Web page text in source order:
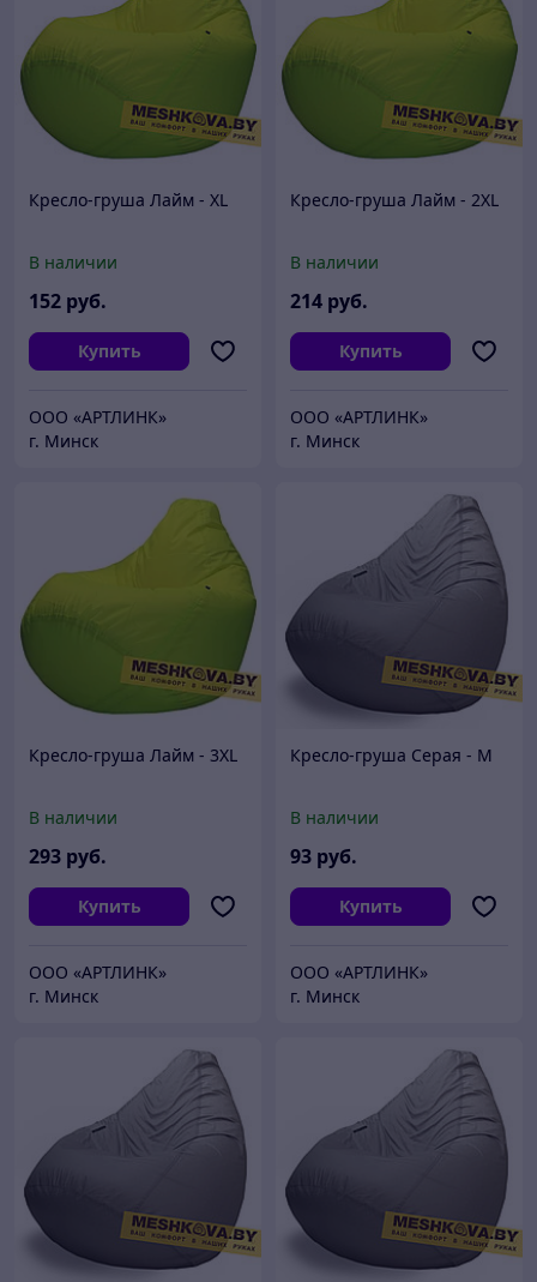
Кресло-груша Лайм - XL
В наличии
152 руб.
Купить
ООО «АРТЛИНК»
г. Минск
Кресло-груша Лайм - 2XL
В наличии
214 руб.
Купить
ООО «АРТЛИНК»
г. Минск
Кресло-груша Лайм - 3XL
В наличии
293 руб.
Купить
ООО «АРТЛИНК»
г. Минск
Кресло-груша Серая - M
В наличии
93 руб.
Купить
ООО «АРТЛИНК»
г. Минск